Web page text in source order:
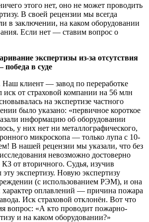
этого нет, оно не может проводить
В своей рецензии мы всегда
в заключении, на каком оборудовании
Если нет — ставим вопрос о
экспертизы из-за отсутствия
в суде
клиент — завод по переработке
от страховой компании на 56 млн
на экспертизе частного
было указано: «первичное короткое
информацию об оборудовании
у них нет ни металлографического,
микроскопа — только лупа с 10-
В нашей рецензии мы указали, что без
невозможно достоверно
от вторичного. Судья, изучив
экспертизу. Новую экспертизу
(с использованием РЭМ), и она
характер оплавлений — причина пожара
Иск страховой отклонён. Вот что
вопрос: «А кто проводит пожарно-
и на каком оборудовании?»